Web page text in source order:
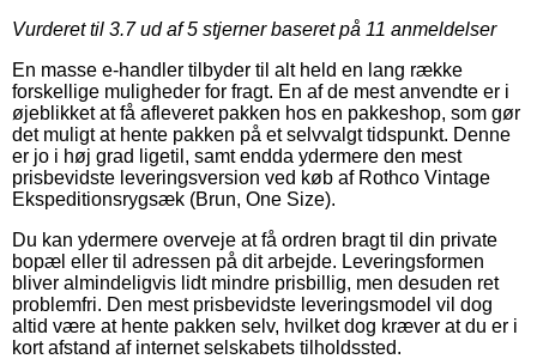
Vurderet til 3.7ud af 5 stjerner baseret på 11 anmeldelser
En masse e-handler tilbyder til alt held en lang række
forskellige muligheder for fragt. En af de mest anvendte er i
øjeblikket at få afleveret pakken hos en pakkeshop, som gør
det muligt at hente pakken på et selvvalgt tidspunkt. Denne
er jo i høj grad ligetil, samt endda ydermere den mest
prisbevidste leveringsversion ved køb af Rothco Vintage
Ekspeditionsrygsæk (Brun, One Size).
Du kan ydermere overveje at få ordren bragt til din private
bopæl eller til adressen på dit arbejde. Leveringsformen
bliver almindeligvis lidt mindre prisbillig, men desuden ret
problemfri. Den mest prisbevidste leveringsmodel vil dog
altid være at hente pakken selv, hvilket dog kræver at du er i
kort afstand af internet selskabets tilholdssted.